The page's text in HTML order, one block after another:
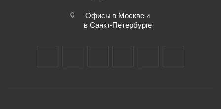
Офисы в Москве и
в Санкт-Петербурге